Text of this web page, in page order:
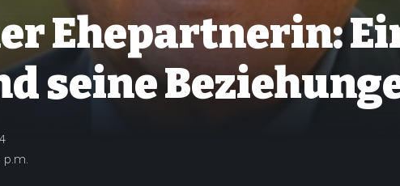
Ehepartnerin:
seine
p.m.